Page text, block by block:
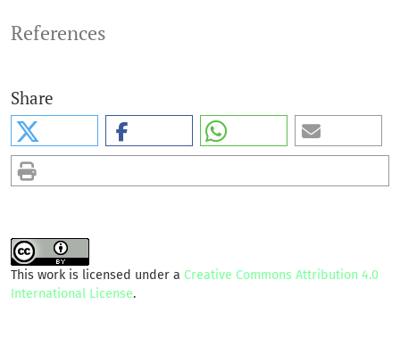
Share
References
This work is licensed under a Creative Commons Attribution 4.0
International License.